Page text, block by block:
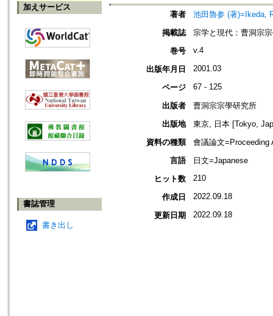
加えサービス
書誌管理
書き出し
著者
池田魯参 (著)=Ikeda,
掲載誌
宗学と現代：曹洞宗
巻号
v.4
出版年月日 2001.03
ページ 67 - 125
出版者
曹洞宗宗學研究所
出版地
東京, 日本 [Tokyo,
資料の種類
會議論文=Proceeding
言語
日文=Japanese
ヒット数
210
作成日 2022.09.18
更新日期 2022.09.18